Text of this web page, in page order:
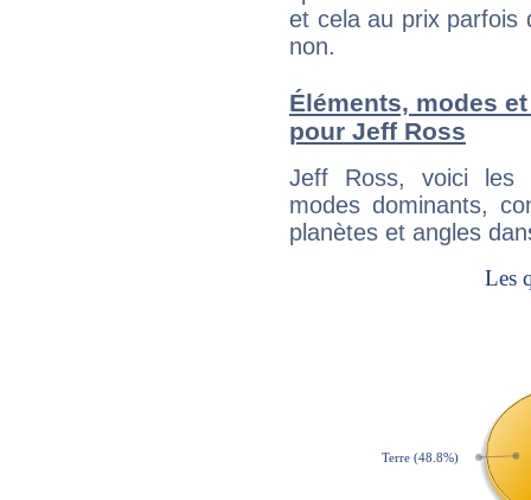
et cela au prix parfois
non.
Éléments, modes
pour Jeff Ross
Jeff Ross, voici les
modes dominants,
planètes et angles